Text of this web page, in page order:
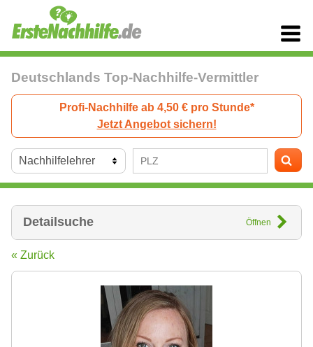
Deutschlands Top-Nachhilfe-Vermittler
Profi-Nachhilfe ab 4,50 € pro Stunde*
Jetzt Angebot sichern!
Detailsuche Öffnen
« Zurück